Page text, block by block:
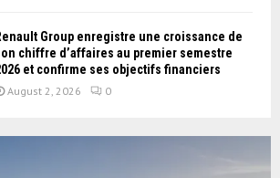
Group enregistre une croissance de
chiffre d’affaires au premier semestre
et confirme ses objectifs financiers
August 2, 2026 0